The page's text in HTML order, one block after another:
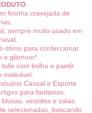
fininha cravejada de
sempre muito usado em
ótimo para confeccionar
e glamour!
com brilho e paetê
maleável.
Casual e Esporte
para fantasias.
vestidos e saias.
selecionadas, buscando